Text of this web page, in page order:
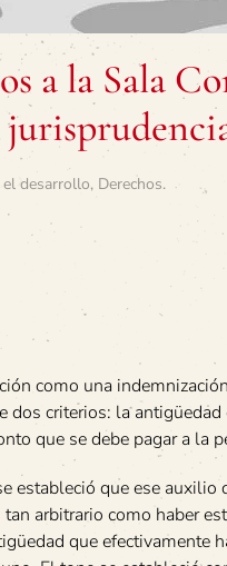
a la Sala
desarrollo, Derechos.
como una
criterios: la
que se debe pagar a la
estableció que ese auxilio
arbitrario como haber
que efectivamente